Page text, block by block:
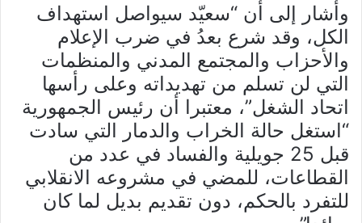
وأشار إلى أن “سعيّد سيواصل استهداف
الكل، وقد شرع بعدُ في ضرب الإعلام
والأحزاب والمجتمع المدني والمنظمات
التي لن تسلم من تهديداته وعلى رأسها
اتحاد الشغل”، معتبرا أن رئيس الجمهورية
“استغل حالة الخراب والدمار التي سادت
قبل 25 جويلية والفساد في عدد من
القطاعات، للمضي في مشروعه الانقلابي
للتفرد بالحكم، دون تقديم بديل لما كان